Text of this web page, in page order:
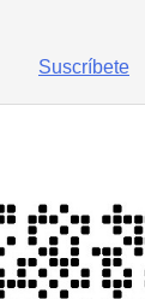
Suscríbete